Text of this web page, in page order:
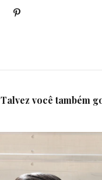
Talvez você também